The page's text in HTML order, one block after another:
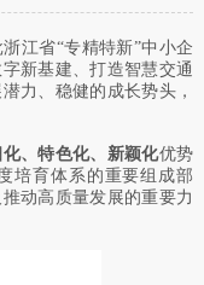
江省“专精特新”中小企
新基建、打造智慧交通
力、稳健的成长势头，
、特色化、新颖化优势
培育体系的重要组成部
动高质量发展的重要力